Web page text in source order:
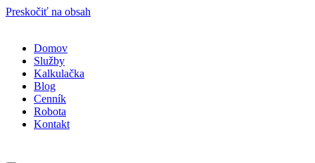
Preskočiť na obsah
Domov
Služby
Kalkulačka
Blog
Cenník
Robota
Kontakt